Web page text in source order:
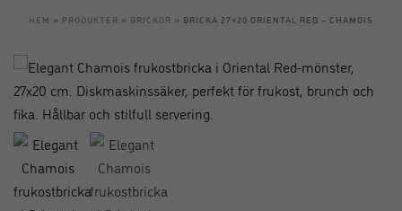
HEM » PRODUKTER » BRICKOR » BRICKA 27×20 ORIENTAL RED – CHAMOIS